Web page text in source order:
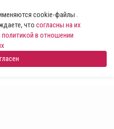
cookie-файлы .
что согласны на их
политикой в отношении